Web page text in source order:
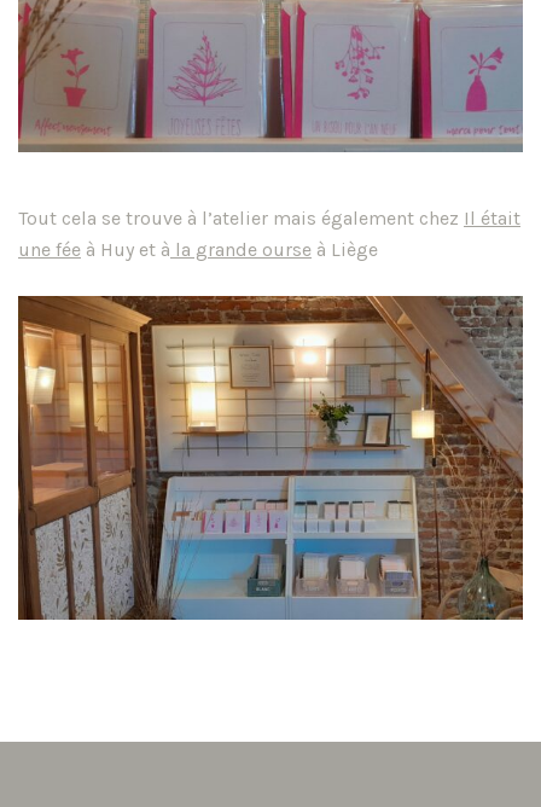
Tout cela se trouve à l’atelier mais également chez Il était
une fée à Huy et à la grande ourse à Liège